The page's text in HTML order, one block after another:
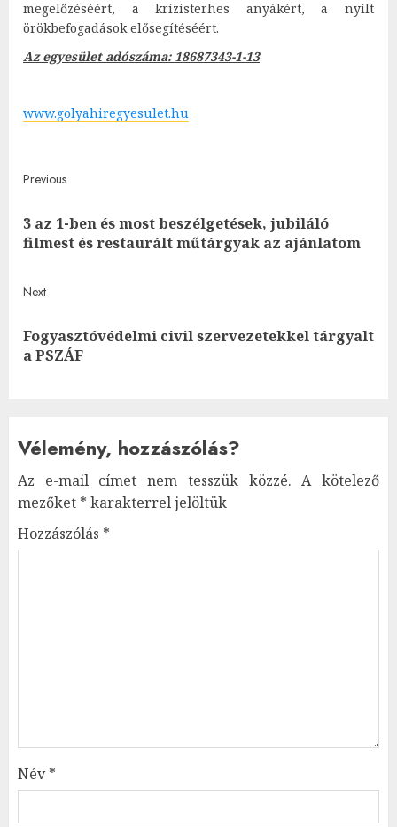
megelőzéséért, a krízisterhes anyákért, a nyílt
örökbefogadások elősegítéséért.
Az egyesület adószáma: 18687343-1-13
www.golyahiregyesulet.hu
Post
navigation
Previous
3 az 1-ben és most beszélgetések, jubiláló
filmest és restaurált műtárgyak az ajánlatom
Next
Next
post:
Fogyasztóvédelmi civil szervezetekkel tárgyalt
a PSZÁF
Vélemény, hozzászólás?
Az e-mail címet nem tesszük közzé. A kötelező
mezőket * karakterrel jelöltük
Hozzászólás *
Név*